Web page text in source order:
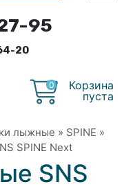
95
20
0
Корзина
пуста
лыжные » SPINE »
SPINE Next
SNS